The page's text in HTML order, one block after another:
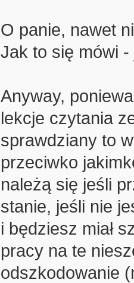
O panie, nawet
Jak to się mówi
Anyway,
lekcje czytania
sprawdziany to
przeciwko
należą się jeśli
stanie, jeśli nie
i będziesz miał
pracy na te
odszkodowanie